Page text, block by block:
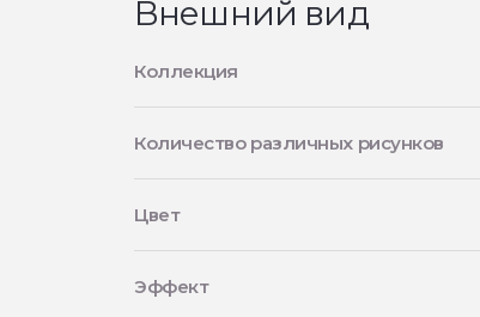
Внешний вид
Коллекция
Количество различных рисунков
Цвет
Эффект